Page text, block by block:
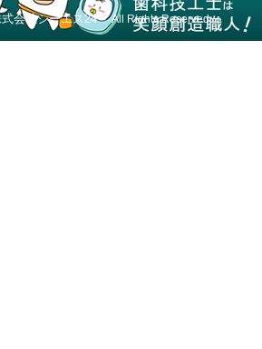
式会社シーエス24All Rights Reserved.